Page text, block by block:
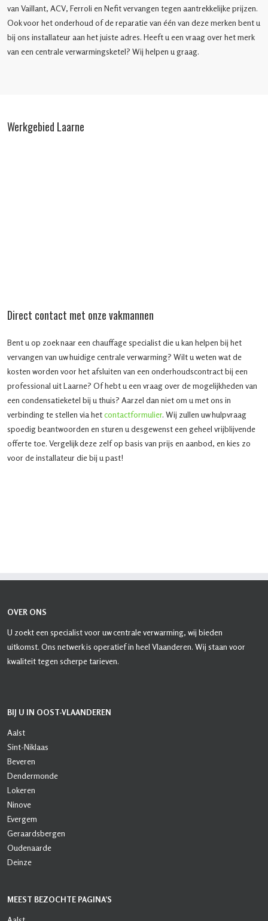
van Vaillant, ACV, Ferroli en Nefit vervangen tegen aantrekkelijke prijzen.
Ook voor het onderhoud of de reparatie van één van deze merken bent u
bij ons installateur aan het juiste adres. Heeft u een vraag over het merk
van een centrale verwarmingsketel? Wij helpen u graag.
Werkgebied Laarne
Direct contact met onze vakmannen
Bent u op zoek naar een chauffage specialist die u kan helpen bij het
vervangen van uw huidige centrale verwarming? Wilt u weten wat de
kosten worden voor het afsluiten van een onderhoudscontract bij een
professional uit Laarne? Of hebt u een vraag over de mogelijkheden van
een condensatieketel bij u thuis? Aarzel dan niet om u met ons in
verbinding te stellen via hetcontactformulier. Wij zullen uw hulpvraag
spoedig beantwoorden en sturen u desgewenst een geheel vrijblijvende
offerte toe. Vergelijk deze zelf op basis van prijs en aanbod, en kies zo
voor de installateur die bij u past!
OVER ONS
U zoekt een specialist voor uw centrale verwarming, wij bieden
uitkomst. Ons netwerk is operatief in heel Vlaanderen. Wij staan voor
kwaliteit tegen scherpe tarieven.
BIJ U IN OOST-VLAANDEREN
Aalst
Sint-Niklaas
Beveren
Dendermonde
Lokeren
Ninove
Evergem
Geraardsbergen
Oudenaarde
Deinze
MEEST BEZOCHTE PAGINA’S